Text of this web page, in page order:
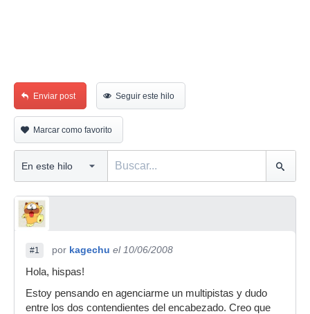
Enviar post Seguir este hilo
Marcar como favorito
#1 por kagechu el 10/06/2008
Hola, hispas!
Estoy pensando en agenciarme un multipistas y dudo
entre los dos contendientes del encabezado. Creo que